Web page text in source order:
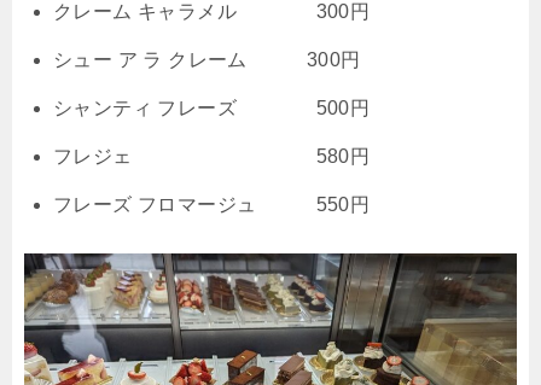
クレーム キャラメル 300円
シュー ア ラ クレーム 300円
シャンティ フレーズ 500円
フレジェ 580円
フレーズ フロマージュ 550円